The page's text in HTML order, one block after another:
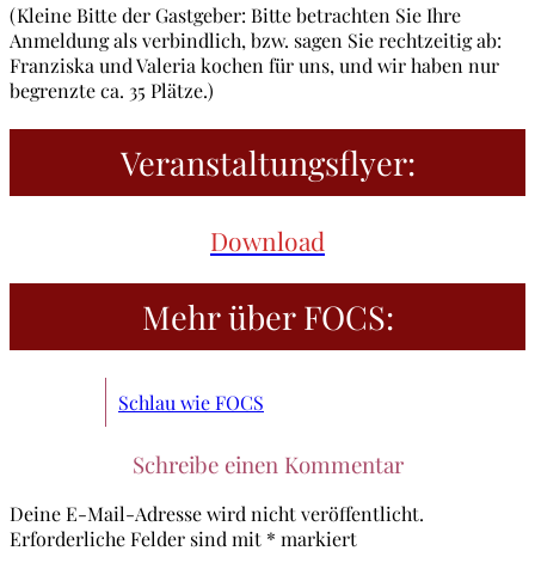
(Kleine Bitte der Gastgeber: Bitte betrachten Sie Ihre
Anmeldung als verbindlich, bzw. sagen Sie rechtzeitig ab:
Franziska und Valeria kochen für uns, und wir haben nur
begrenzte ca. 35 Plätze.)
Veranstaltungsflyer:
Download
Mehr über FOCS:
Schlau wie FOCS
Schreibe einen Kommentar
Deine E-Mail-Adresse wird nicht veröffentlicht.
Erforderliche Felder sind mit * markiert